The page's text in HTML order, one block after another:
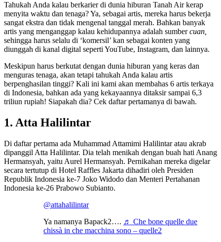
Tahukah Anda kalau berkarier di dunia hiburan Tanah Air kerap
menyita waktu dan tenaga? Ya, sebagai artis, mereka harus bekerja
sangat ekstra dan tidak mengenal tanggal merah. Bahkan banyak
artis yang menganggap kalau kehidupannya adalah sumbercuan,
sehingga harus selalu di ‘komersil’ kan sebagai konten yang
diunggah di kanal digital seperti YouTube, Instagram, dan lainnya.
Meskipun harus berkutat dengan dunia hiburan yang keras dan
menguras tenaga, akan tetapi tahukah Anda kalau artis
berpenghasilan tinggi? Kali ini kami akan membahas 6 artis terkaya
di Indonesia, bahkan ada yang kekayaannya ditaksir sampai 6,3
triliun rupiah! Siapakah dia? Cek daftar pertamanya di bawah.
1. Atta Halilintar
Di daftar pertama ada Muhammad Attamimi Halilintar atau akrab
dipanggil Atta Halilintar. Dia telah menikah dengan buah hati Anang
Hermansyah, yaitu Aurel Hermansyah. Pernikahan mereka digelar
secara tertutup di Hotel Raffles Jakarta dihadiri oleh Presiden
Republik Indonesia ke-7 Joko Widodo dan Menteri Pertahanan
Indonesia ke-26 Prabowo Subianto.
@attahalilintar
Ya namanya Bapack2…. ♬ Che bone quelle due
chissà in che macchina sono – quelle2